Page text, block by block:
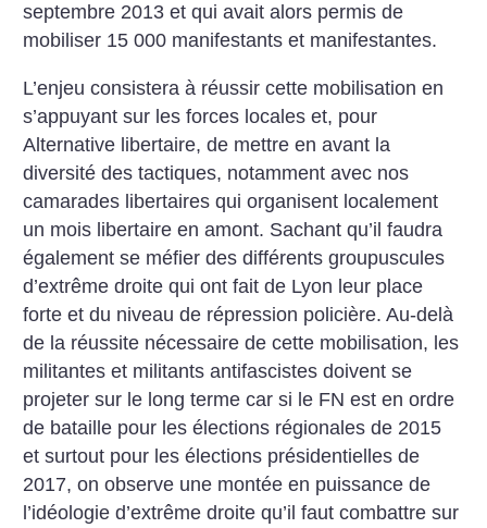
septembre 2013 et qui avait alors permis de
mobiliser 15 000 manifestants et manifestantes.
L’enjeu consistera à réussir cette mobilisation en
s’appuyant sur les forces locales et, pour
Alternative libertaire, de mettre en avant la
diversité des tactiques, notamment avec nos
camarades libertaires qui organisent localement
un mois libertaire en amont. Sachant qu’il faudra
également se méfier des différents groupuscules
d’extrême droite qui ont fait de Lyon leur place
forte et du niveau de répression policière. Au-delà
de la réussite nécessaire de cette mobilisation, les
militantes et militants antifascistes doivent se
projeter sur le long terme car si le FN est en ordre
de bataille pour les élections régionales de 2015
et surtout pour les élections présidentielles de
2017, on observe une montée en puissance de
l’idéologie d’extrême droite qu’il faut combattre sur